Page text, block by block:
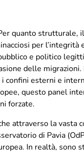
quanto strutturale,
per l’integrità
e politico
delle
confini esterni e
questo panel
forzate.
attraverso la vasta
di Pavia
In realtà, sono